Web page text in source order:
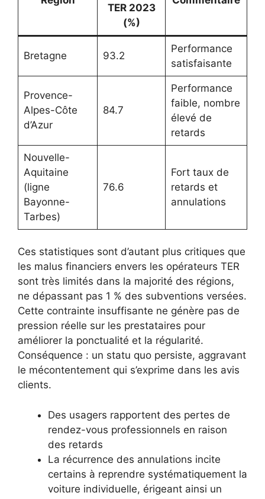
TER 2023
(%)
Bretagne 93.2
Performance
satisfaisante
Provence-
Alpes-Côte
d’Azur
84.7
Performance
faible, nombre
élevé de
retards
Nouvelle-
Aquitaine
(ligne
Bayonne-
Tarbes)
76.6
Fort taux de
retards et
annulations
Ces statistiques sont d’autant plus critiques que
les malus financiers envers les opérateurs TER
sont très limités dans la majorité des régions,
ne dépassant pas 1 % des subventions versées.
Cette contrainte insuffisante ne génère pas de
pression réelle sur les prestataires pour
améliorer la ponctualité et la régularité.
Conséquence : un statu quo persiste, aggravant
le mécontentement qui s’exprime dans les avis
clients.
Des usagers rapportent des pertes de
rendez-vous professionnels en raison
des retards
La récurrence des annulations incite
certains à reprendre systématiquement la
voiture individuelle, érigeant ainsi un